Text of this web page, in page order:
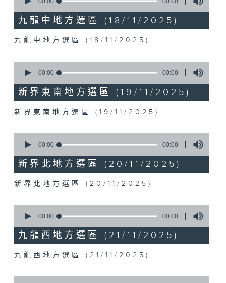
0
seconds
九龍中地方選區 (18/11/2025)
九龍中地方選區 (18/11/2025)
seconds
0
seconds
00:00 00:00
新界東南地方選區 (19/11/2025)
新界東南地方選區 (19/11/2025)
seconds
0
seconds
00:00 00:00
新界北地方選區 (20/11/2025)
新界北地方選區 (20/11/2025)
seconds
0
seconds
00:00 00:00
九龍西地方選區 (21/11/2025)
九龍西地方選區 (21/11/2025)